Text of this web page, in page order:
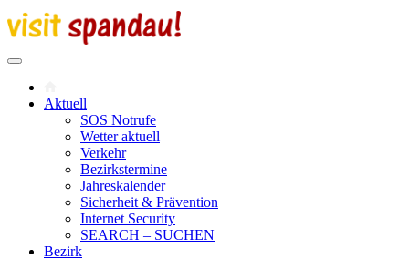
Aktuell
SOS Notrufe
Wetter aktuell
Verkehr
Bezirkstermine
Jahreskalender
Sicherheit & Prävention
Internet Security
SEARCH – SUCHEN
Bezirk